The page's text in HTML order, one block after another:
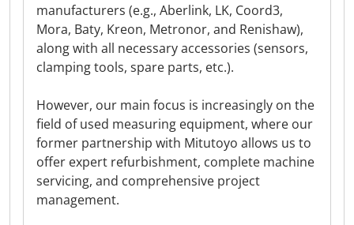
manufacturers (e.g., Aberlink, LK, Coord3,
Mora, Baty, Kreon, Metronor, and Renishaw),
along with all necessary accessories (sensors,
clamping tools, spare parts, etc.).
However, our main focus is increasingly on the
field of used measuring equipment, where our
former partnership with Mitutoyo allows us to
offer expert refurbishment, complete machine
servicing, and comprehensive project
management.